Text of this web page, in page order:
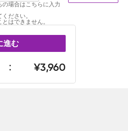
場合はこちらに入力
ださい。
はできません。
進む
3,960